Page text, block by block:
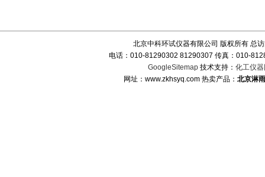
北京中科环试仪器有限公司 版权所有 总
电话：010-81290302 81290307 传真：010-
GoogleSitemap技术支持： 化工仪器
网址：www.zkhsyq.com 热卖产品： 北京淋